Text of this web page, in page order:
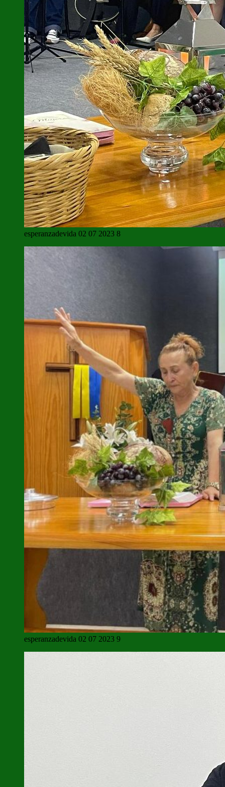
esperanzadevida 02 07 2023 8
esperanzadevida 02 07 2023 9